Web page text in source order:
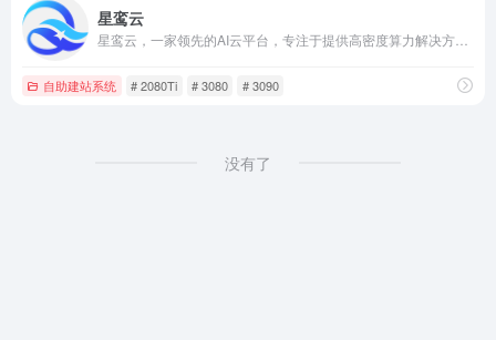
星鸾云
自助建站系统 # 2080Ti # 3080 # 3090
没有了